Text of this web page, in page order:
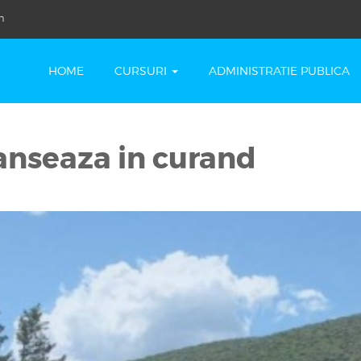
HOME CURSURI ADMINISTRATIE PUBLICA
in curand